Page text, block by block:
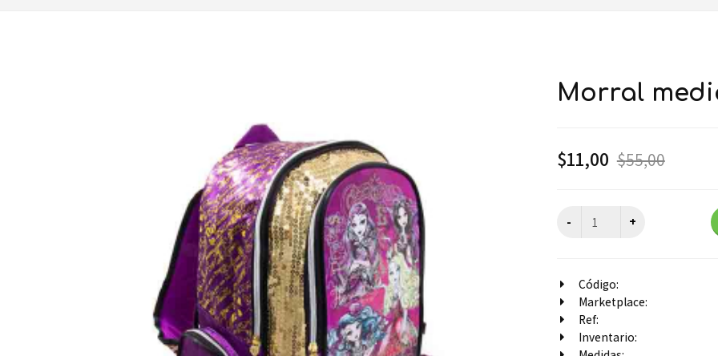
morral
$11,00 $55,00
Código:
Marketplace:
Ref:
Inventario: